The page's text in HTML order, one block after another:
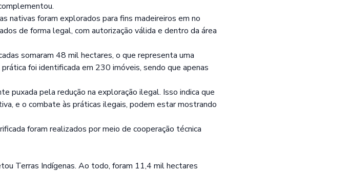
foram explorados para fins madeireiros em no
de forma legal, com autorização válida e dentro da área
somaram 48 mil hectares, o que representa uma
foi identificada em 230 imóveis, sendo que apenas
puxada pela redução na exploração ilegal. Isso indica que
e o combate às práticas ilegais, podem estar mostrando
foram realizados por meio de cooperação técnica
Terras Indígenas. Ao todo, foram 11,4 mil hectares